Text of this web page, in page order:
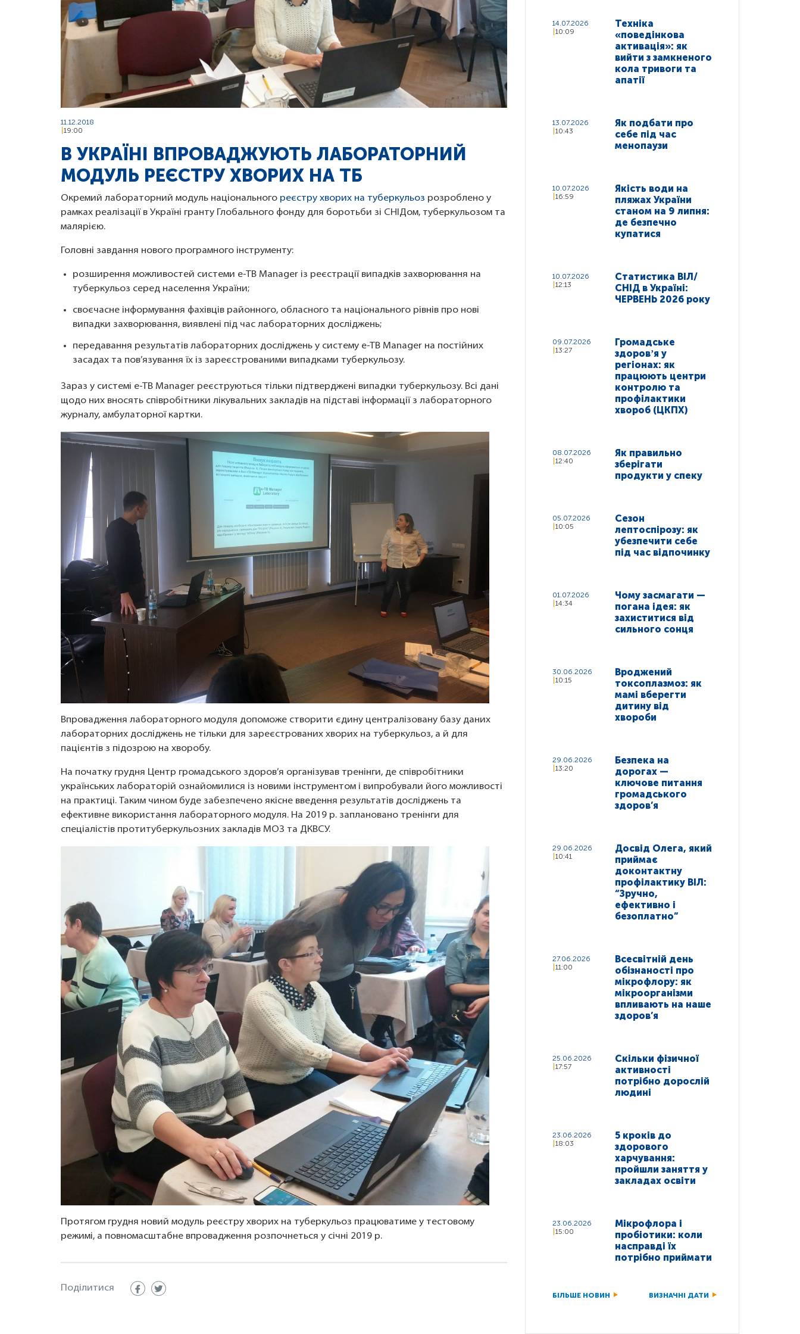
11.12.2018
19:00
В УКРАЇНІ ВПРОВАДЖУЮТЬ ЛАБОРАТОРНИЙ
МОДУЛЬ РЕЄСТРУ ХВОРИХ НА ТБ
Окремий лабораторний модуль національного реєстру хворих на туберкульоз розроблено у
рамках реалізації в Україні гранту Глобального фонду для боротьби зі СНІДом, туберкульозом та
малярією.
Головні завдання нового програмного інструменту:
розширення можливостей системи e-TB Manager із реєстрації випадків захворювання на
туберкульоз серед населення України;
своєчасне інформування фахівців районного, обласного та національного рівнів про нові
випадки захворювання, виявлені під час лабораторних досліджень;
передавання результатів лабораторних досліджень у систему e-TB Manager на постійних
засадах та пов’язування їх із зареєстрованими випадками туберкульозу.
Зараз у системі e-TB Manager реєструються тільки підтверджені випадки туберкульозу. Всі дані
щодо них вносять співробітники лікувальних закладів на підставі інформації з лабораторного
журналу, амбулаторної картки.
Впровадження лабораторного модуля допоможе створити єдину централізовану базу даних
лабораторних досліджень не тільки для зареєстрованих хворих на туберкульоз, а й для
пацієнтів з підозрою на хворобу.
На початку грудня Центр громадського здоров’я організував тренінги, де співробітники
українських лабораторій ознайомилися із новими інструментом і випробували його можливості
на практиці. Таким чином буде забезпечено якісне введення результатів досліджень та
ефективне використання лабораторного модуля. На 2019 р. заплановано тренінги для
спеціалістів протитуберкульозних закладів МОЗ та ДКВСУ.
Протягом грудня новий модуль реєстру хворих на туберкульоз працюватиме у тестовому
режимі, а повномасштабне впровадження розпочнеться у січні 2019 р.
Поділитися
14.07.2026
10:09
Техніка
«поведінкова
активація»: як
вийти з замкненого
кола тривоги та
апатії
13.07.2026
10:43
Як подбати про
себе під час
менопаузи
10.07.2026
16:59
Якість води на
пляжах України
станом на 9 липня:
де безпечно
купатися
10.07.2026
12:13
Статистика ВІЛ/
СНІД в Україні:
ЧЕРВЕНЬ 2026 року
09.07.2026
13:27
Громадське
здоровʼя у
регіонах: як
працюють центри
контролю та
профілактики
хвороб (ЦКПХ)
08.07.2026
12:40
Як правильно
зберігати
продукти у спеку
05.07.2026
10:05
Сезон
лептоспірозу: як
убезпечити себе
під час відпочинку
01.07.2026
14:34
Чому засмагати —
погана ідея: як
захиститися від
сильного сонця
30.06.2026
10:15
Вроджений
токсоплазмоз: як
мамі вберегти
дитину від
хвороби
29.06.2026
13:20
Безпека на
дорогах —
ключове питання
громадського
здоров’я
29.06.2026
10:41
Досвід Олега, який
приймає
доконтактну
профілактику ВІЛ:
“Зручно,
ефективно і
безоплатно”
27.06.2026
11:00
Всесвітній день
обізнаності про
мікрофлору: як
мікроорганізми
впливають на наше
здоров’я
25.06.2026
17:57
Скільки фізичної
активності
потрібно дорослій
людині
23.06.2026
18:03
5 кроків до
здорового
харчування:
пройшли заняття у
закладах освіти
23.06.2026
15:00
Мікрофлора і
пробіотики: коли
насправді їх
потрібно приймати
БІЛЬШЕ НОВИН ВИЗНАЧНІ ДАТИ